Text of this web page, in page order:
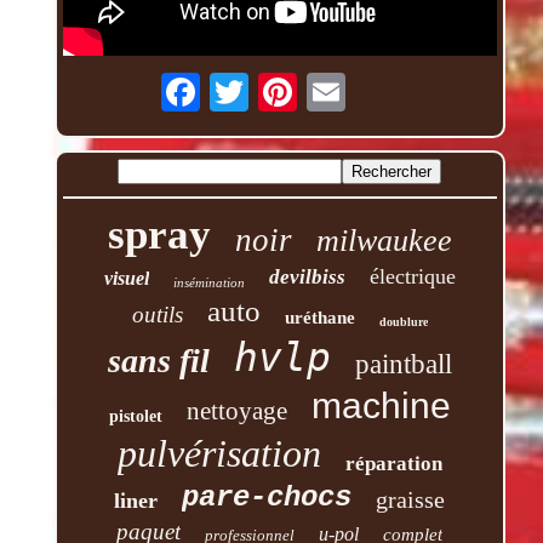
spray noir milwaukee
visuel insémination devilbiss électrique
outils auto uréthane doublure
sans fil hvlp paintball
pistolet nettoyage machine
pulvérisation réparation
liner pare-chocs graisse
paquet professionnel u-pol complet